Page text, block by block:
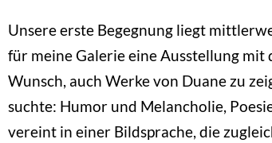
Unsere erste Begegnung liegt
für meine Galerie eine Ausstellung mit
Wunsch, auch Werke von Duane zu
suchte: Humor und Melancholie,
vereint in einer Bildsprache, die